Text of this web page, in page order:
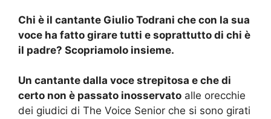
Chi è il cantante Giulio Todrani che con la sua
voce ha fatto girare tutti e soprattutto di chi è
il padre? Scopriamolo insieme.
Un cantante dalla voce strepitosa e che di
certo non è passato inosservato alle orecchie
dei giudici di The Voice Senior che si sono girati